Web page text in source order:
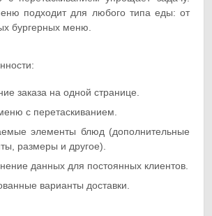
подходит для любого типа еды: от
бургерных меню.
заказа на одной странице.
с перетаскиванием.
элементы блюд (дополнительные
размеры и другое).
данных для постоянных клиентов.
варианты доставки.